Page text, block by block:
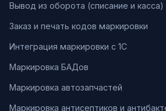
Вывод из оборота (списание и касса)
Заказ и печать кодов маркировки
Интеграция маркировки с 1С
Маркировка БАДов
Маркировка автозапчастей
Маркировка антисептиков и